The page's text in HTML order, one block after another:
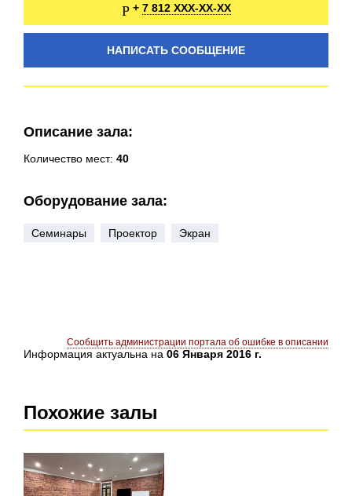
+ 7 812 XXX-XX-XX
НАПИСАТЬ СООБЩЕНИЕ
Описание зала:
Количество мест: 40
Оборудование зала:
Семинары Проектор Экран
Сообщить администрации портала об ошибке в описании
Информация актуальна на 06 Января 2016 г.
Похожие залы